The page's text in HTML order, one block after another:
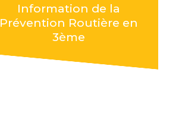
Information de la
Prévention Routière en
3ème